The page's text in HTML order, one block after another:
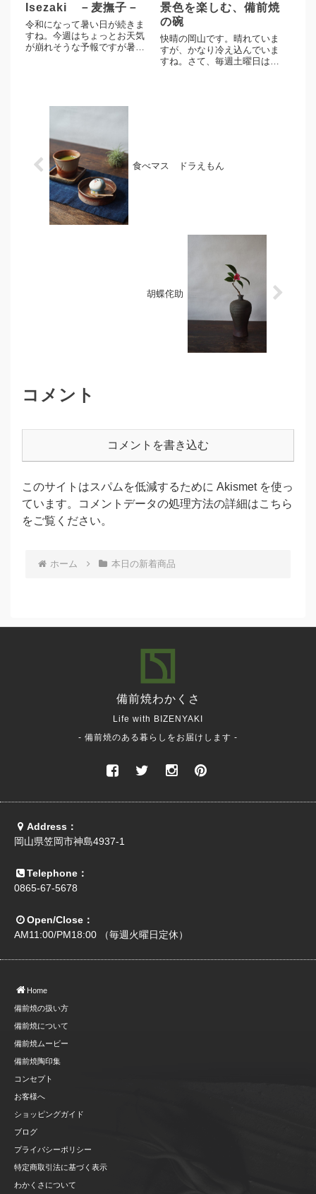
Isezaki －麦撫子－
令和になって暑い日が続きま
すね。今週はちょっとお天気
が崩れそうな予報ですが暑さ
プルな造形に胡麻に桟切の素
景色を楽しむ、備前焼
の碗
快晴の岡山です。晴れていま
すが、かなり冷え込んでいま
すね。さて、毎週土曜日は新
食べマス ドラえもん
胡蝶侘助
コメント
コメントを書き込む
このサイトはスパムを低減するために Akismet を使っ
ています。
コメントデータの処理方法の詳細はこちら
をご覧ください。
ホーム 本日の新着商品
備前焼わかくさ
Life with BIZENYAKI
- 備前焼のある暮らしをお届けします -
Address：
岡山県笠岡市神島4937-1
Telephone：
0865-67-5678
Open/Close：
AM11:00/PM18:00 （毎週火曜日定休）
Home
備前焼の扱い方
備前焼について
備前焼ムービー
備前焼陶印集
コンセプト
お客様へ
ショッピングガイド
ブログ
プライバシーポリシー
特定商取引法に基づく表示
わかくさについて